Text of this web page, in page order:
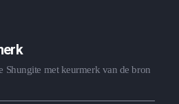
Shungite met keurmerk van de bron